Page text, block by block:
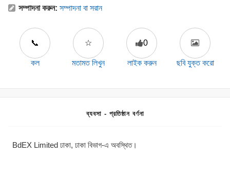
সম্পাদনা করুন: সম্পাদনা বা সরান
📞
কল
☆
মতামত লিখুন
0
লাইক করুন ছবি যুক্ত করো
ব্যবসা - প্রতিষ্ঠান বর্ণনা
BdEX Limited ঢাকা, ঢাকা বিভাগ-এ অবস্থিত।